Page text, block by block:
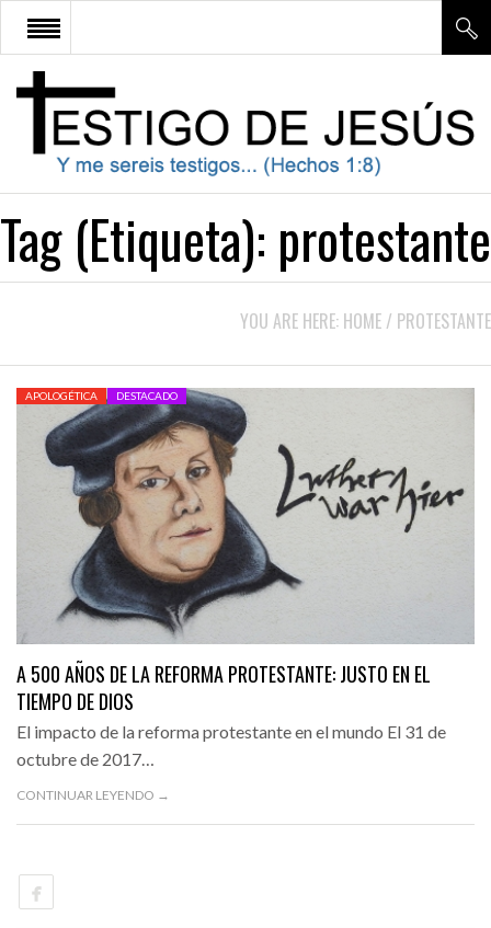
¿QUE SIGNIFICA SER TESTIGO
DE JESÚS?
APOLOGÉTICA
ESTUDIO BÍBLICO
DOCTRINA
Tag (Etiqueta): protestante
YOU ARE HERE: HOME / PROTESTANTE
APOLOGÉTICA DESTACADO
A 500 AÑOS DE LA REFORMA PROTESTANTE: JUSTO EN EL
TIEMPO DE DIOS
El impacto de la reforma protestante en el mundo El 31 de
octubre de 2017…
CONTINUAR LEYENDO →